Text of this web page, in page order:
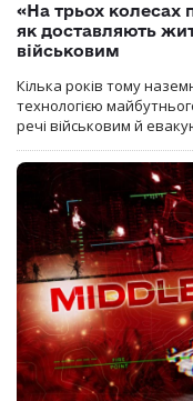
«На трьох колесах
як доставляють
військовим
Кілька років тому
технологією
речі військовим й